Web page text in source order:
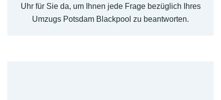
Uhr für Sie da, um Ihnen jede Frage bezüglich Ihres
Umzugs Potsdam Blackpool zu beantworten.